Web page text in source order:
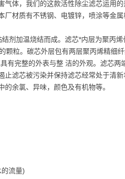
体，我们的这款活性除尘滤芯运用
材质有不锈钢、电镀锌，喷涂等金
剂加温烧结而成。滤芯*内层为聚丙
颗粒。碳芯外层包有两层聚丙烯精细
有完整的外表与整 洁的外观。滤芯
滤芯被污染并保持滤芯经常处于清新
余氯、异味，颜色及有机物等。
流量)